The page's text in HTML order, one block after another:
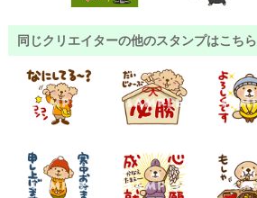
同じクリエイターの他のスタンプはこちら